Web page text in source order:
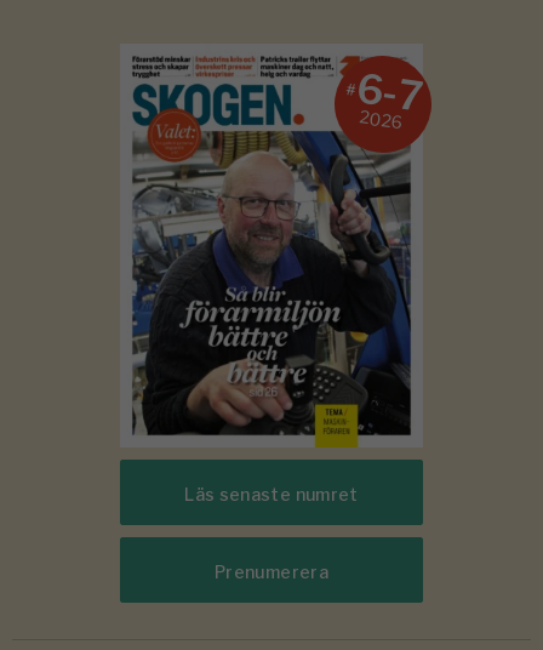
#6-7
2026
Läs senaste numret
Prenumerera